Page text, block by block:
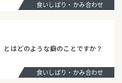
食いしばり・かみ合わせ
とはどのような癖のことですか？
食いしばり・かみ合わせ